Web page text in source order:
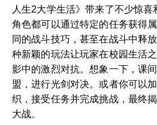
人生2大学生活》带来了不少惊
角色都可以通过特定的任务获得
同的战斗技巧，甚至在战斗中释
种新颖的玩法让玩家在校园生活
影中的激烈对抗。想象一下，课
盟，进行光剑对决。或者你可以
织，接受任务并完成挑战，最终
大战。